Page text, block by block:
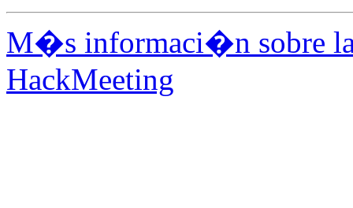
M�s informaci�n sobre
HackMeeting